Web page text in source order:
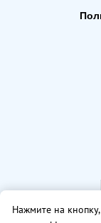
Нажмите на